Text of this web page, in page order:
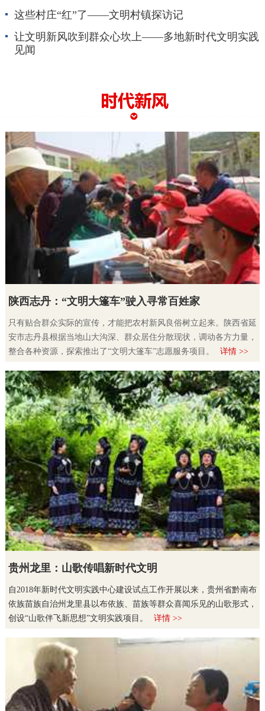
这些村庄“红”了——文明村镇探访记
让文明新风吹到群众心坎上——多地新时代文明实践
见闻
陕西志丹：“文明大篷车”驶入寻常百姓家
只有贴合群众实际的宣传，才能把农村新风良俗树立起来。陕西省延
安市志丹县根据当地山大沟深、群众居住分散现状，调动各方力量，
整合各种资源，探索推出了“文明大篷车”志愿服务项目。
详情 >>
贵州龙里：山歌传唱新时代文明
自2018年新时代文明实践中心建设试点工作开展以来，贵州省黔南布
依族苗族自治州龙里县以布依族、苗族等群众喜闻乐见的山歌形式，
创设“山歌伴飞新思想”文明实践项目。
详情 >>